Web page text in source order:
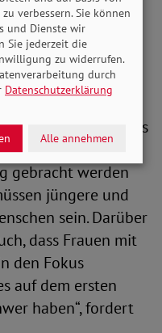
ist.“
dazu auf,
bekennen. Das
Stufe der
ein gezieltes
Menschen mit
gebracht werden
jüngere und
sein. Darüber
dass Frauen mit
den Fokus
auf dem ersten
haben“, fordert
verbessern. Sie können
und Dienste wir
Sie jederzeit die
zu widerrufen.
durch
Datenschutzerklärung
Alle annehmen